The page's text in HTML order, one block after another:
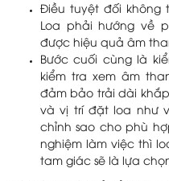
Điều tuyệt đối không
Loa phải hướng về
được hiệu quả âm
Bước cuối cùng là
kiểm tra xem âm
đảm bảo trải dài
và vị trí đặt loa như
chỉnh sao cho phù
nghiệm làm việc thì
tam giác sẽ là lựa